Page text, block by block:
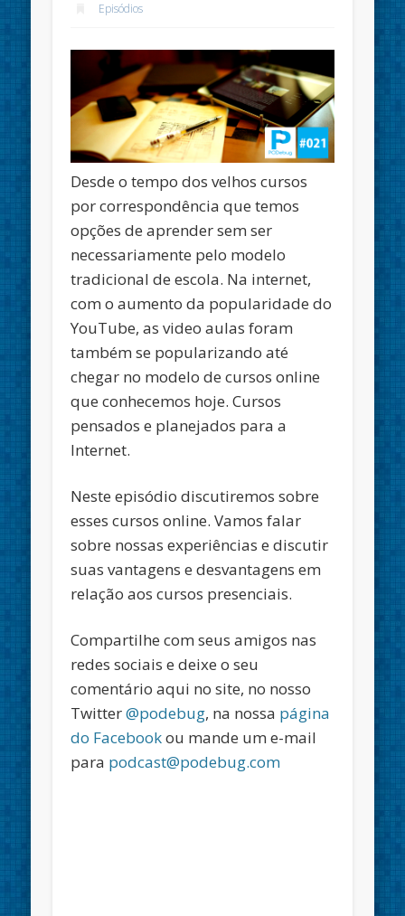
Episódios
Desde o tempo dos velhos cursos
por correspondência que temos
opções de aprender sem ser
necessariamente pelo modelo
tradicional de escola. Na internet,
com o aumento da popularidade do
YouTube, as video aulas foram
também se popularizando até
chegar no modelo de cursos online
que conhecemos hoje. Cursos
pensados e planejados para a
Internet.
Neste episódio discutiremos sobre
esses cursos online. Vamos falar
sobre nossas experiências e discutir
suas vantagens e desvantagens em
relação aos cursos presenciais.
Compartilhe com seus amigos nas
redes sociais e deixe o seu
comentário aqui no site, no nosso
Twitter@podebug, na nossa página
do Facebookou mande um e-mail
para podcast@podebug.com